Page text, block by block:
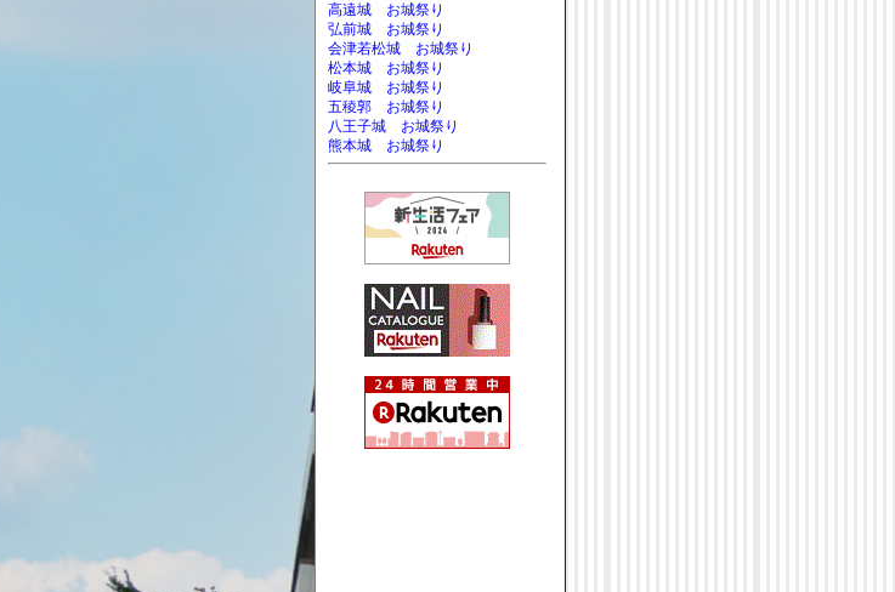
高遠城 お城祭り
弘前城 お城祭り
会津若松城 お城祭り
松本城 お城祭り
岐阜城 お城祭り
五稜郭 お城祭り
八王子城 お城祭り
熊本城 お城祭り